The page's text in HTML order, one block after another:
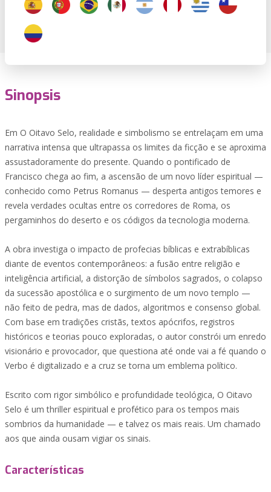
Sinopsis
Em O Oitavo Selo, realidade e simbolismo se entrelaçam em uma
narrativa intensa que ultrapassa os limites da ficção e se aproxima
assustadoramente do presente. Quando o pontificado de
Francisco chega ao fim, a ascensão de um novo líder espiritual —
conhecido como Petrus Romanus — desperta antigos temores e
revela verdades ocultas entre os corredores de Roma, os
pergaminhos do deserto e os códigos da tecnologia moderna.
A obra investiga o impacto de profecias bíblicas e extrabíblicas
diante de eventos contemporâneos: a fusão entre religião e
inteligência artificial, a distorção de símbolos sagrados, o colapso
da sucessão apostólica e o surgimento de um novo templo —
não feito de pedra, mas de dados, algoritmos e consenso global.
Com base em tradições cristãs, textos apócrifos, registros
históricos e teorias pouco exploradas, o autor constrói um enredo
visionário e provocador, que questiona até onde vai a fé quando o
Verbo é digitalizado e a cruz se torna um emblema político.
Escrito com rigor simbólico e profundidade teológica, O Oitavo
Selo é um thriller espiritual e profético para os tempos mais
sombrios da humanidade — e talvez os mais reais. Um chamado
aos que ainda ousam vigiar os sinais.
Características